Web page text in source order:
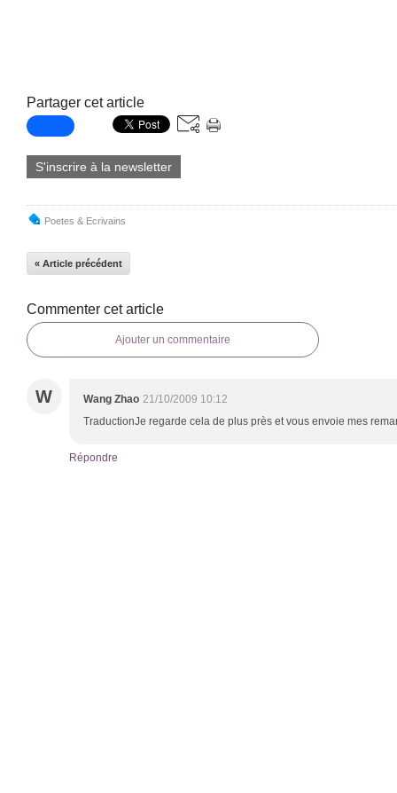
Partager cet article
S'inscrire à la newsletter
Poetes & Ecrivains
« Article précédent
Commenter cet article
Ajouter un commentaire
W Wang Zhao 21/10/2009 10:12
TraductionJe regarde cela de plus près et vous envoie mes
Répondre